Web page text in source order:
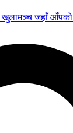
खुलामञ्च जहाँ आँपको